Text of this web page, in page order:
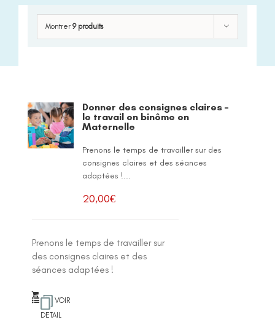
Montrer 9 produits
Donner des consignes claires –
le travail en binôme en
Maternelle
Prenons le temps de travailler sur des
consignes claires et des séances
adaptées !...
20,00€
Prenons le temps de travailler sur
des consignes claires et des
séances adaptées !
VOIR
DETAIL